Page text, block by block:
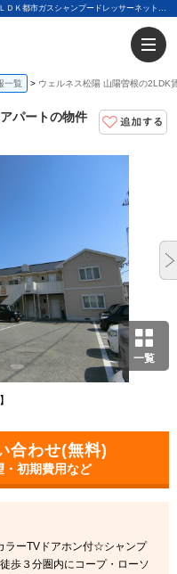
ウェルネス松陽 山陽曽根の2LDK賃貸アパート！エアコン2ＬＤＫ都市ガスシャンプードレッサーネット無料｜相生不動産株式会社
一覧 ウェルネス松陽 山陽曽根の2LDK
パートの物件
一覧
・初期費用など
ーTVドアホン付☆シャンプ
歩３分圏内にコープ・ローソ